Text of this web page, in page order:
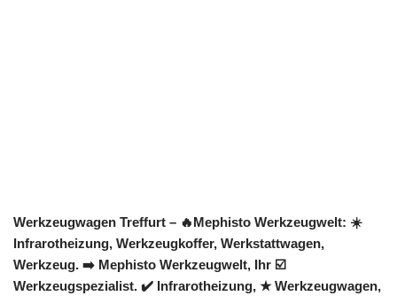
Werkzeugwagen Treffurt – 🔥Mephisto Werkzeugwelt: ☀️
Infrarotheizung, Werkzeugkoffer, Werkstattwagen,
Werkzeug. ➡️ Mephisto Werkzeugwelt, Ihr ☑️
Werkzeugspezialist. ✔️ Infrarotheizung, ★ Werkzeugwagen,